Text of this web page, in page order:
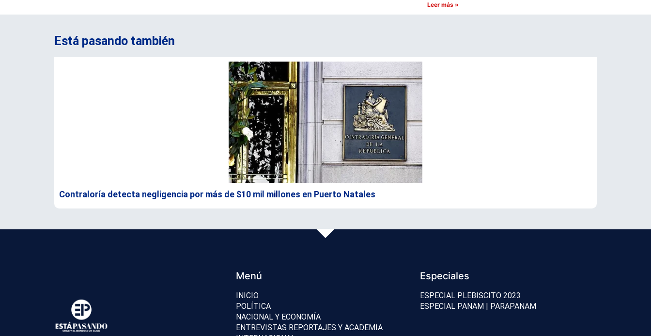
Leer más »
Está pasando también
Contraloría detecta negligencia por más de $10 mil millones en Puerto Natales
Menú
INICIO
POLÍTICA
NACIONAL Y ECONOMÍA
ENTREVISTAS REPORTAJES Y ACADEMIA
Especiales
ESPECIAL PLEBISCITO 2023
ESPECIAL PANAM | PARAPANAM